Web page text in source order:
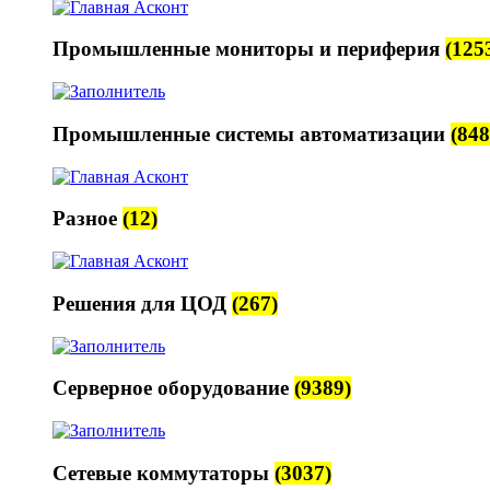
Промышленные мониторы и периферия
Промышленные системы автоматизации
Разное (12)
Решения для ЦОД (267)
Серверное оборудование (9389)
Сетевые коммутаторы (3037)